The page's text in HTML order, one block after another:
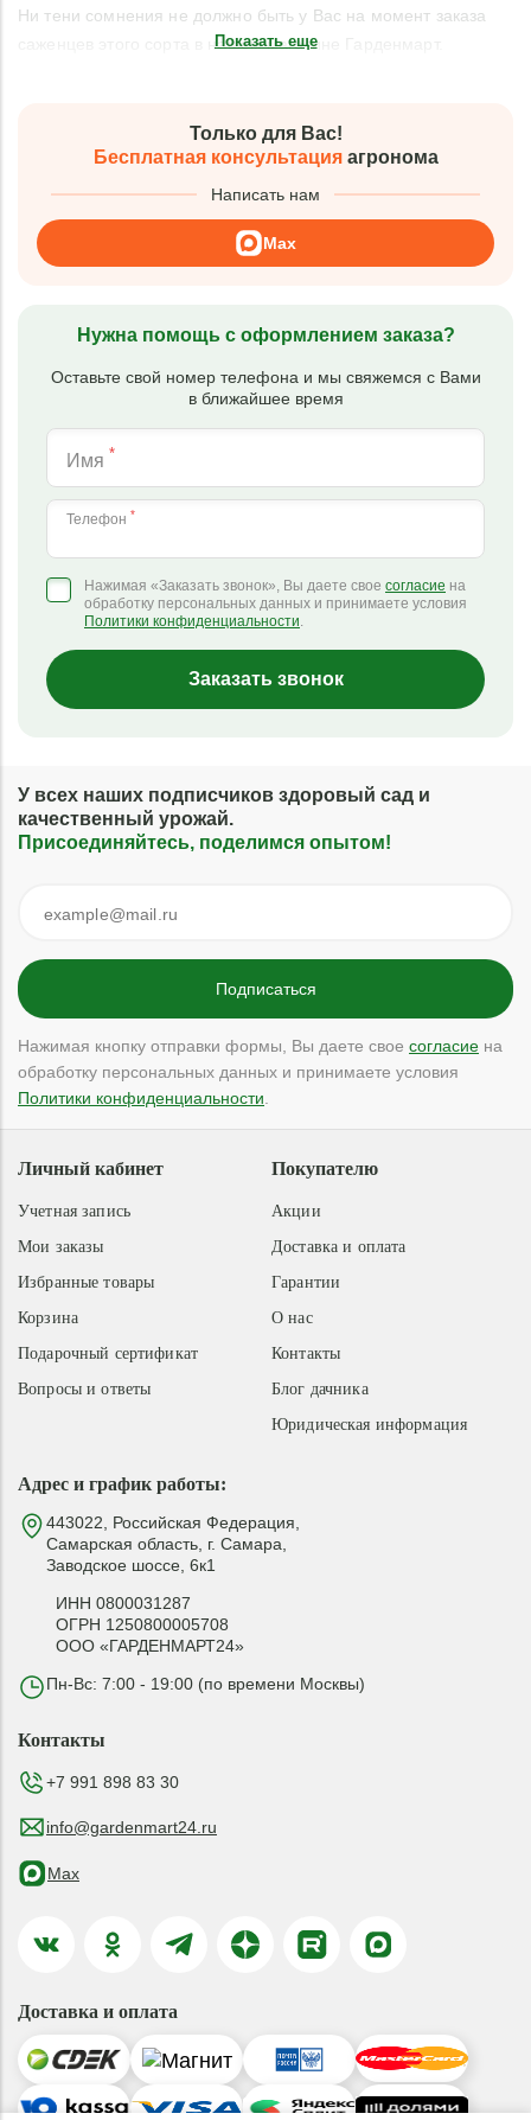
Ни тени сомнения не должно быть у Вас на момент заказа
саженцев этого сорта в нашем магазине Гарденмарт.
Показать еще
Только для Вас!
Бесплатная консультацияагронома
Написать нам
Max
Нужна помощь с оформлением заказа?
Оставьте свой номер телефона и мы свяжемся с Вами
в ближайшее время
Имя *
Телефон *
Нажимая «Заказать звонок», Вы даете свое согласие на
обработку персональных данных и принимаете условия
Политики конфиденциальности.
Заказать звонок
У всех наших подписчиков здоровый сад и
качественный урожай.
Присоединяйтесь, поделимся опытом!
Нажимая кнопку отправки формы, Вы даете свое согласие на
обработку персональных данных и принимаете условия
Политики конфиденциальности
Адрес и график работы:
443022, Российская Федерация,
Самарская область, г. Самара,
Заводское шоссе, 6к1
ИНН 0800031287
ОГРН 1250800005708
ООО «ГАРДЕНМАРТ24»
Пн-Вс: 7:00 - 19:00 (по времени Москвы)
Покупателю
Акции
Доставка и оплата
Гарантии
О нас
Контакты
Блог дачника
Юридическая информация
Личный кабинет
Учетная запись
Мои заказы
Избранные товары
Корзина
Подарочный сертификат
Вопросы и ответы
Контакты
+7 991 898 83 30
info@gardenmart24.ru
Max
Доставка и оплата